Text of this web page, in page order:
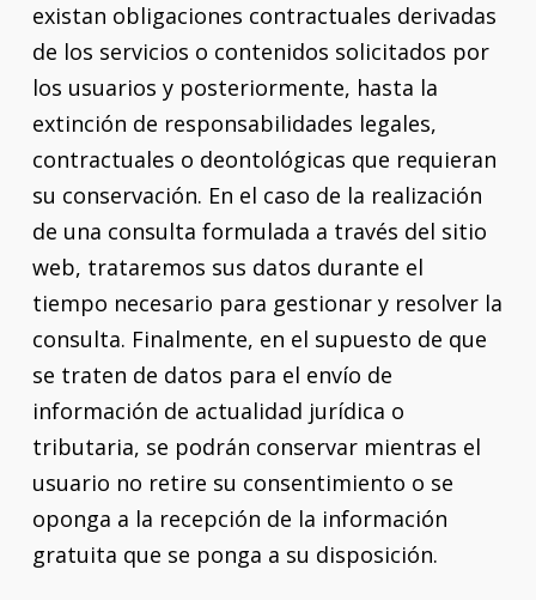
existan obligaciones contractuales derivadas
de los servicios o contenidos solicitados por
los usuarios y posteriormente, hasta la
extinción de responsabilidades legales,
contractuales o deontológicas que requieran
su conservación. En el caso de la realización
de una consulta formulada a través del sitio
web, trataremos sus datos durante el
tiempo necesario para gestionar y resolver la
consulta. Finalmente, en el supuesto de que
se traten de datos para el envío de
información de actualidad jurídica o
tributaria, se podrán conservar mientras el
usuario no retire su consentimiento o se
oponga a la recepción de la información
gratuita que se ponga a su disposición.